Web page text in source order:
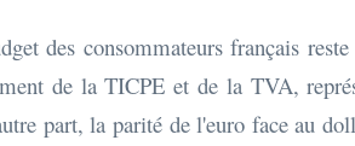
des consommateurs français
de la TICPE et de la TVA,
part, la parité de l'euro face au